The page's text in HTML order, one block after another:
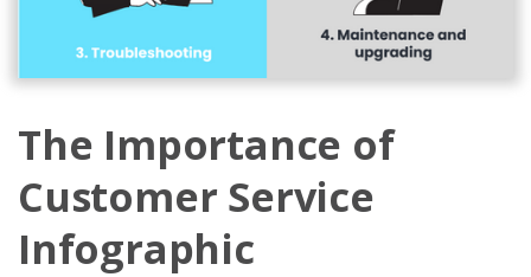
The Importance of
Customer Service
Infographic